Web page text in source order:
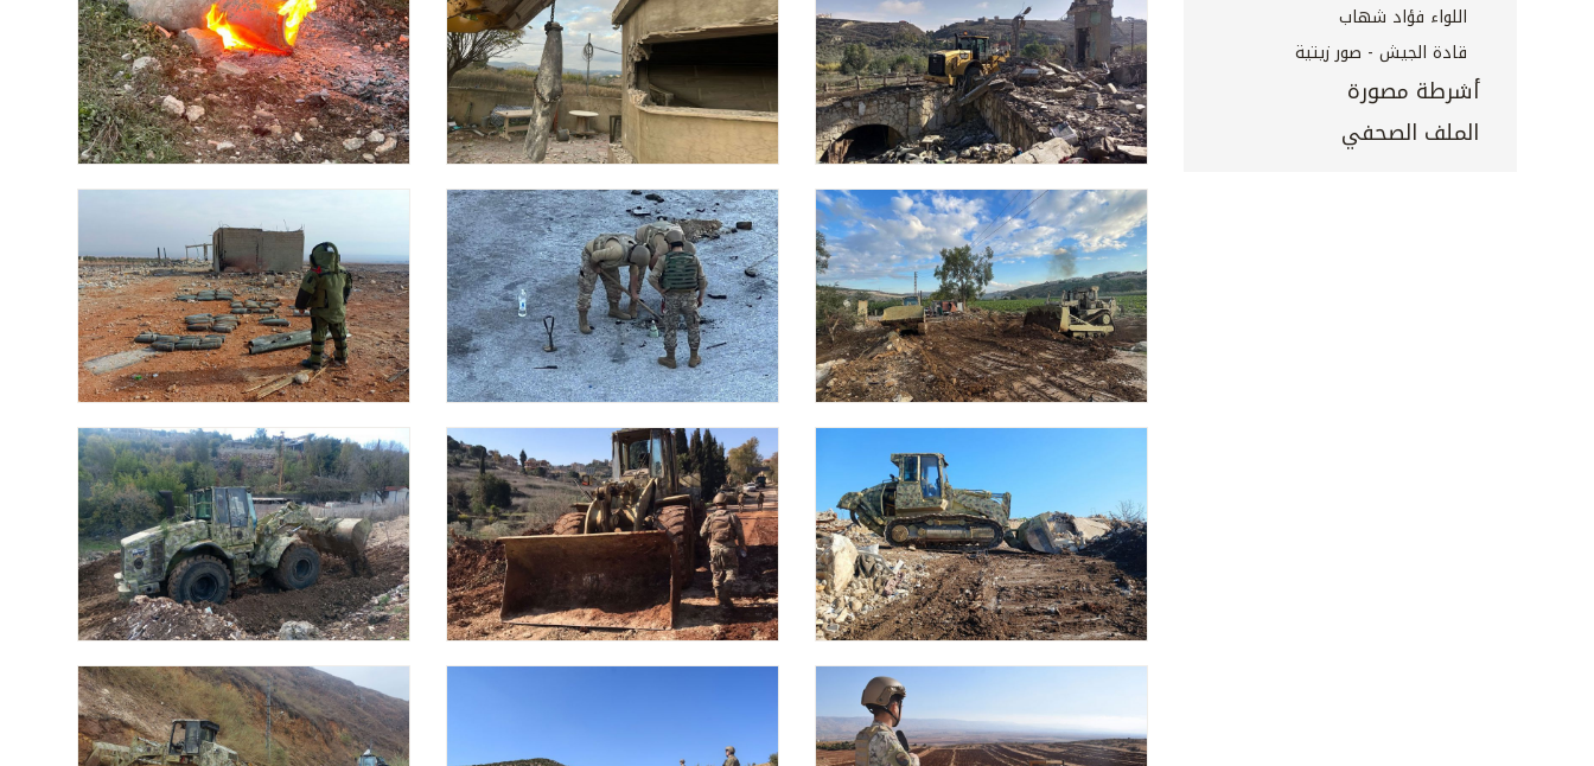
اللواء فؤاد شهاب
قادة الجيش - صور زيتية
أشرطة مصورة
الملف الصحفي